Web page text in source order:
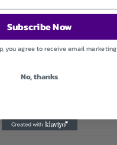
Subscribe Now
you agree to receive email marketing
No, thanks